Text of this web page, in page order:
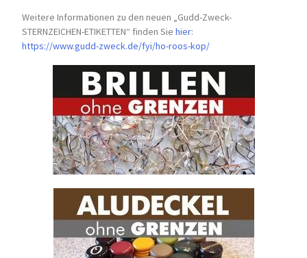
Weitere Informationen zu den neuen „Gudd-Zweck-
STERNZEICHEN-ETIKETTEN“ finden Siehier:
https://www.gudd-zweck.de/fyi/ho-roos-kop/